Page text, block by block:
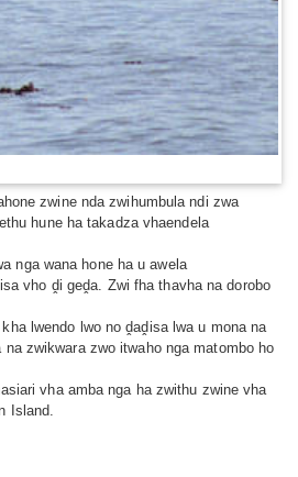
zwine nda zwihumbula ndi zwa
hune ha takadza vhaendela
nga wana hone ha u awela
vho ḓi geḓa. Zwi fha thavha na dorobo
lwendo lwo no ḓaḓisa lwa u mona na
zwikwara zwo itwaho nga matombo ho
vha amba nga ha zwithu zwine vha
Island.